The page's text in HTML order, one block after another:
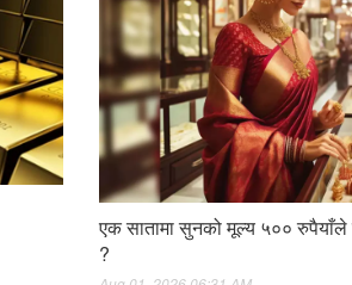
एक सातामा सुनको मूल्य ५०० रुपैयाँले
?